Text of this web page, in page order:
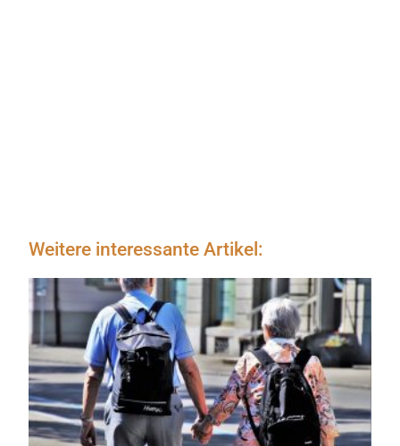
Weitere interessante Artikel: